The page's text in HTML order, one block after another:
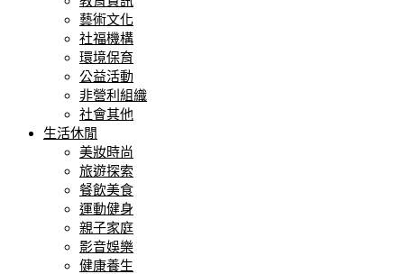
藝術文化
社福機構
環境保育
公益活動
非營利組織
社會其他
生活休閒
美妝時尚
旅遊探索
餐飲美食
運動健身
親子家庭
影音娛樂
健康養生